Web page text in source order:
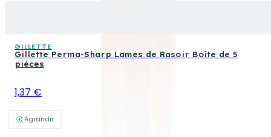
Agrandir
GILLETTE
Gillette Perma-Sharp Lames de Rasoir Boîte de 5
pièces
1,37 €